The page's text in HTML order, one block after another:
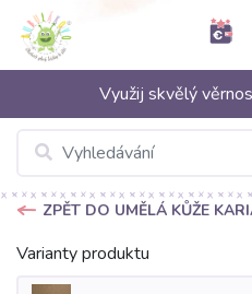
Využij skvělý
ZPĚT DO UMĚLÁ KŮŽE
Varianty produktu